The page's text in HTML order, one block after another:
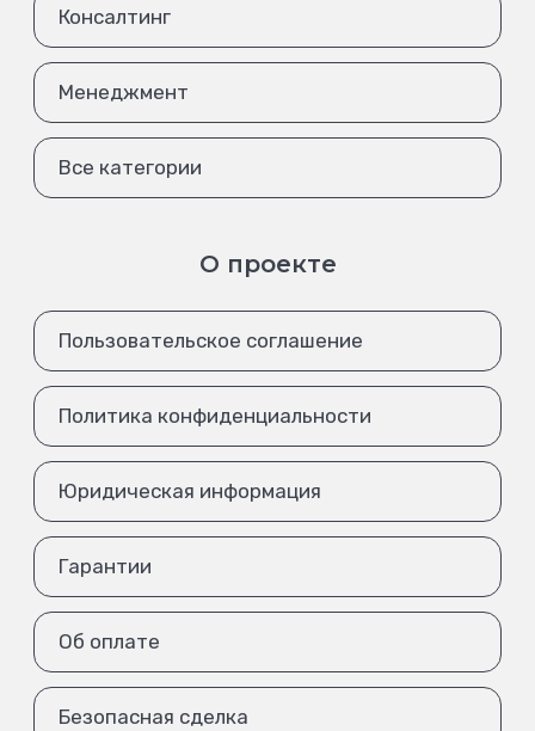
Консалтинг
Менеджмент
Все категории
О проекте
Пользовательское соглашение
Политика конфиденциальности
Юридическая информация
Гарантии
Об оплате
Безопасная сделка